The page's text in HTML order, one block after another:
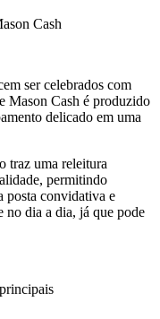
Cash
ser celebrados com
Mason Cash é produzido
delicado em uma
traz uma releitura
permitindo
posta convidativa e
no dia a dia, já que pode